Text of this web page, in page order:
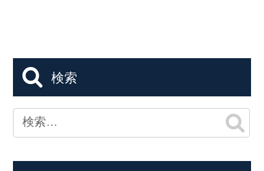
検索